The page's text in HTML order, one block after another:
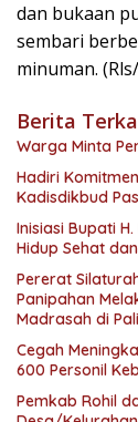
dan bukaan
sembari
minuman.
Berita
Warga Minta
Hadiri
Kadisdikbud
Inisiasi Bupati
Hidup Sehat
Pererat
Panipahan
Madrasah di
Cegah
600 Personil
Pemkab Rohil